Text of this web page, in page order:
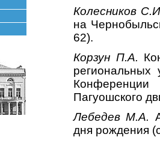
Колесников
на
62).
Корзун П.А.
региональных
Конференции
Пагуошского
Лебедев М.А.
дня рождения